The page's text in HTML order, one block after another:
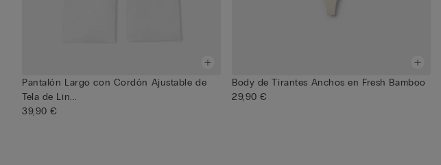
Pantalón Largo con Cordón Ajustable de
Tela de Lin...
39,90 €
Body de Tirantes Anchos en Fresh Bamboo
29,90 €